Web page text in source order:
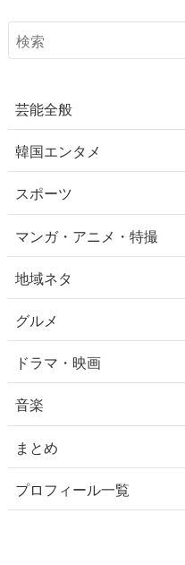
芸能全般
韓国エンタメ
スポーツ
マンガ・アニメ・特撮
地域ネタ
グルメ
ドラマ・映画
音楽
まとめ
プロフィール一覧